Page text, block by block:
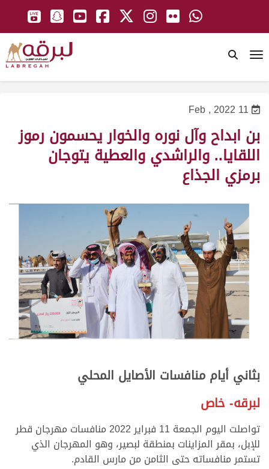
11 Feb , 2022
بن ابداح وآل نوره والخوار يحسمون رموز
اللقايا.. والراشدي والعطية يتوجان
برمزي الجذاع
بثاني أيام منافسات الأصايل المحلي
لبرقه- خاص
تواصلت اليوم الجمعة 11 فبراير 2022 منافسات مهرجان قطر
للإبل، بمقر المزاينات بمنطقة لبصير، وهو المهرجان الذي
تستمر منافساته حتى الثامن من مارس القادم.